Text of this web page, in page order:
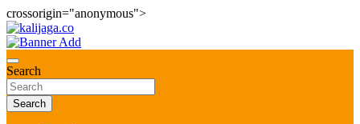
crossorigin="anonymous">
Skip
to
content
kalijaga.co
Search
Search